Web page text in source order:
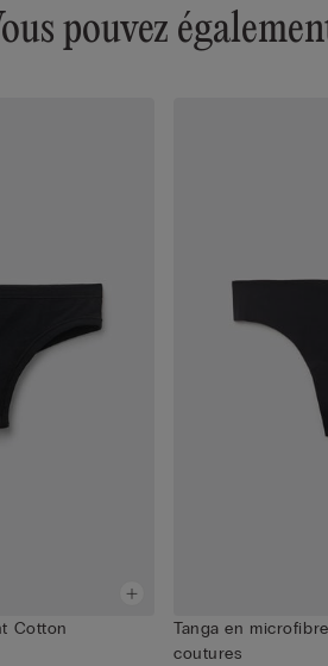
pouvez
Cotton
Tanga en
coutures